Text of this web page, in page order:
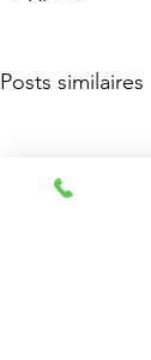
Posts similaires